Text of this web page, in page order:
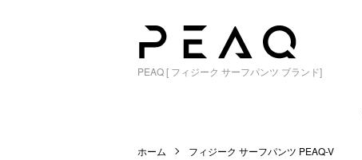
PEAQ [ フィジーク サーフパンツ ブランド]
ホーム フィジーク サーフパンツ PEAQ-V